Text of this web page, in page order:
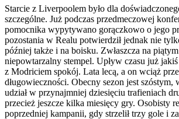
Starcie z Liverpoolem było dla
szczególne. Już podczas przedmeczowej
pomocnika wypytywano gorączkowo o jego
pozostania w Realu potwierdził jednak nie
później także i na boisku. Zwłaszcza na
niepowtarzalny stempel. Upływ czasu już jakiś
z Modriciem spokój. Lata lecą, a on wciąż
długowieczności. Obecny sezon jest szóstym,
udział w przynajmniej dziesięciu trafieniach
przecież jeszcze kilka miesięcy gry. Osobisty
poprzedniej kampanii, gdy strzelił trzy gole i